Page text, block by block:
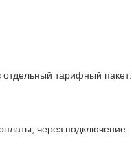
тарифный пакет:
через подключение